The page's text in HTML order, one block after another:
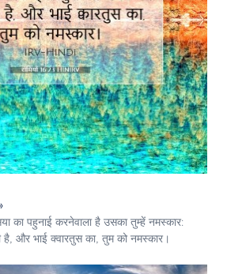
का पहुनाई करनेवाला है उसका तुम्हें नमस्कार:
है, और भाई क्वारतुस का, तुम को नमस्कार।